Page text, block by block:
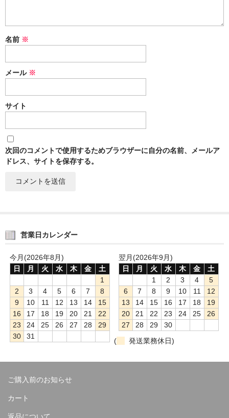
名前 ※
メール ※
サイト
次回のコメントで使用するためブラウザーに自分の名前、メールア
ドレス、サイトを保存する。
営業日カレンダー
今月(2026年8月)
日
月 火 水 木 金
土
1
2
3 4 5 6 7
8
9
10 11 12 13 14
15
16
17 18 19 20 21
22
23
24 25 26 27 28
29
30
31
翌月(2026年9月)
日
月 火 水 木 金
土
1
2 3 4
5
6
7 8 9 10 11
12
13
14 15 16 17 18
19
20
21 22 23 24 25
26
27
28 29
30
(
発送業務休日)
ご購入前のお知らせ
カート
返品について